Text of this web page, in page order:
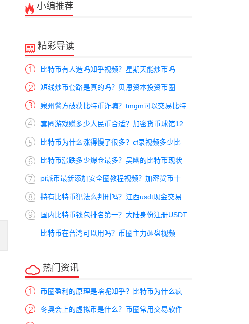
小编推荐
精彩导读
比特币有人造吗知乎视频？星期天能炒币吗
短线炒币套路是真的吗？贝恩资本投资币圈
泉州警方破获比特币诈骗？tmgm可以交易比特
套圈游戏赚多少人民币合适？加密货币球馆12
比特币为什么涨得慢了很多？cf录视频多少比
比特币涨跌多少爆仓最多？吴幽的比特币现状
pi派币最新添加安全圈教程视频？加密货币十
持有比特币犯法么判刑吗？江西usdt现金交易
国内比特币钱包排名第一？大陆身份注册USDT
比特币在台湾可以用吗？币圈主力砸盘视频
热门资讯
币圈盈利的原理是啥呢知乎？比特币为什么疯
冬奥会上的虚拟币是什么？币圈常用交易软件